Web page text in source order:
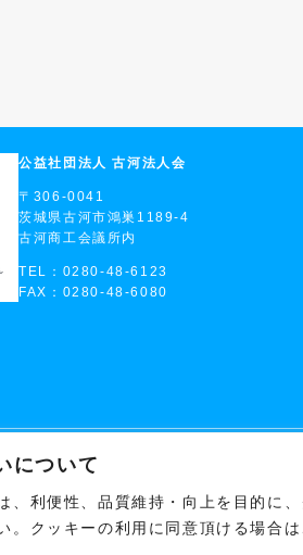
について
、利便性、品質維持・向上を目的に
。クッキーの利用に同意頂ける場合
公益社団法人 古河法人会
〒306-0041
茨城県古河市鴻巣1189-4
古河商工会議所内
TEL：0280-48-6123
FAX：0280-48-6080